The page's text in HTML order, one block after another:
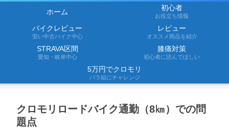
ホーム 初心者
お役立ち情報
バイクレビュー
安い中古バイク中心
レビュー
オススメ商品を紹介
STRAVA区間
愛知・岐阜中心
膝痛対策
初心者に読んでほしい
5万円でクロモリ
バラ組にチャレンジ
クロモリロードバイク通勤（8㎞）での問
題点